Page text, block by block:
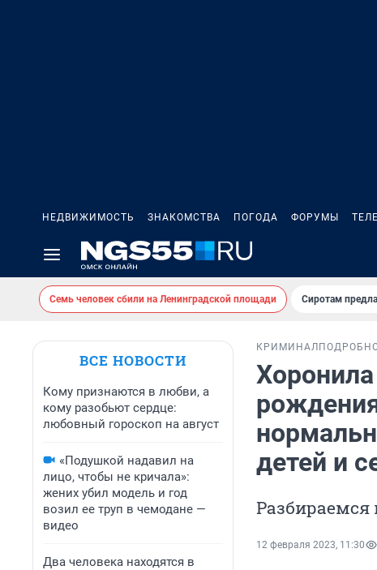
НЕДВИЖИМОСТЬ ЗНАКОМСТВА ПОГОДА ФОРУМЫ
Семь человек сбили на Ленинградской площади Сиротам
ВСЕ НОВОСТИ
Кому признаются в любви, а
кому разобьют сердце:
любовный гороскоп на август
«Подушкой надавил на
лицо, чтобы не кричала»:
жених убил модель и год
возил ее труп в чемодане —
видео
Два человека находятся в
КРИМИНАЛ
детей и
Разбираемся
12 февраля 2023, 11:30